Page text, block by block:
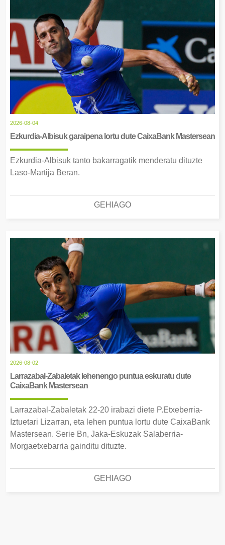
2026-08-04
Ezkurdia-Albisuk garaipena lortu dute CaixaBank Mastersean
Ezkurdia-Albisuk tanto bakarragatik menderatu dituzte
Laso-Martija Beran.
GEHIAGO
2026-08-02
Larrazabal-Zabaletak lehenengo puntua eskuratu dute
CaixaBank Mastersean
Larrazabal-Zabaletak 22-20 irabazi diete P.Etxeberria-
Iztuetari Lizarran, eta lehen puntua lortu dute CaixaBank
Mastersean. Serie Bn, Jaka-Eskuzak Salaberria-
Morgaetxebarria gainditu dituzte.
GEHIAGO